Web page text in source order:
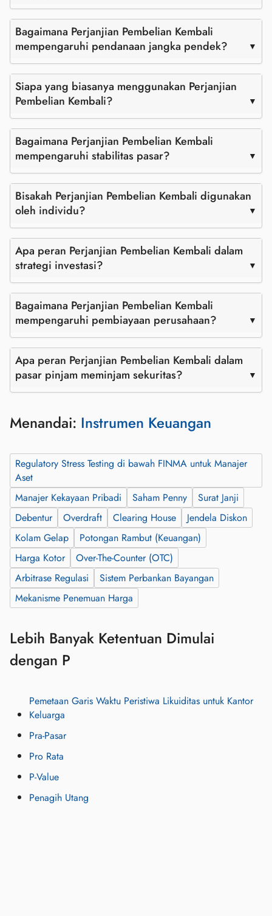
Bagaimana Perjanjian Pembelian Kembali
mempengaruhi pendanaan jangka pendek?
Siapa yang biasanya menggunakan Perjanjian
Pembelian Kembali?
Bagaimana Perjanjian Pembelian Kembali
mempengaruhi stabilitas pasar?
Bisakah Perjanjian Pembelian Kembali digunakan
oleh individu?
Apa peran Perjanjian Pembelian Kembali dalam
strategi investasi?
Bagaimana Perjanjian Pembelian Kembali
mempengaruhi pembiayaan perusahaan?
Apa peran Perjanjian Pembelian Kembali dalam
pasar pinjam meminjam sekuritas?
Menandai: Instrumen Keuangan
Regulatory Stress Testing di bawah FINMA untuk Manajer
Aset
Manajer Kekayaan Pribadi
Saham Penny
Surat Janji
Debentur
Overdraft Clearing House
Jendela Diskon
Kolam Gelap
Potongan Rambut (Keuangan)
Harga Kotor
Over-The-Counter (OTC)
Arbitrase Regulasi
Sistem Perbankan Bayangan
Mekanisme Penemuan Harga
Lebih Banyak Ketentuan Dimulai
dengan P
Pemetaan Garis Waktu Peristiwa Likuiditas untuk Kantor
Keluarga
Pra-Pasar
Pro Rata
P-Value
Penagih Utang